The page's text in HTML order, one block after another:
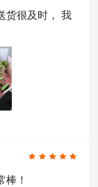
货很及时， 我
棒！